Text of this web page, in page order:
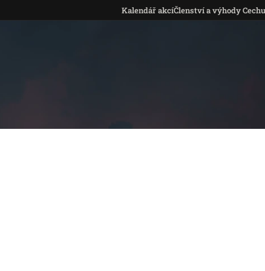
Kalendář akcíČlenství a výhody Cechu